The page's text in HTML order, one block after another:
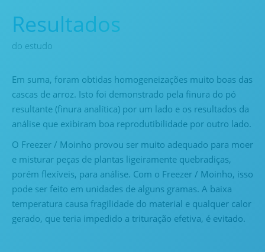
Resultados
do estudo
Em suma, foram obtidas homogeneizações muito boas das
cascas de arroz. Isto foi demonstrado pela finura do pó
resultante (finura analítica) por um lado e os resultados da
análise que exibiram boa reprodutibilidade por outro lado.
O Freezer / Moinho provou ser muito adequado para moer
e misturar peças de plantas ligeiramente quebradiças,
porém flexíveis, para análise. Com o Freezer / Moinho, isso
pode ser feito em unidades de alguns gramas. A baixa
temperatura causa fragilidade do material e qualquer calor
gerado, que teria impedido a trituração efetiva, é evitado.